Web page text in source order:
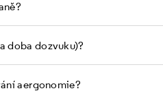
doba dozvuku)?
a ergonomie?